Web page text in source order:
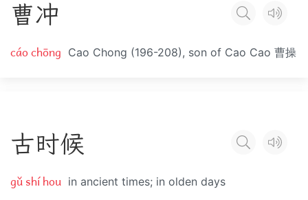
曹冲
cáo chōng Cao Chong (196-208), son of Cao Cao 曹操
古时候
gǔ shí hou in ancient times; in olden days